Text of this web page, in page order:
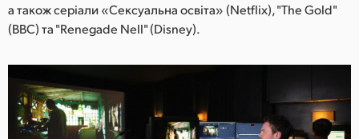
Portugal
Spain
а також серіали «Сексуальна освіта» (Netflix), "The Gold"
(BBC) та "Renegade Nell" (Disney).